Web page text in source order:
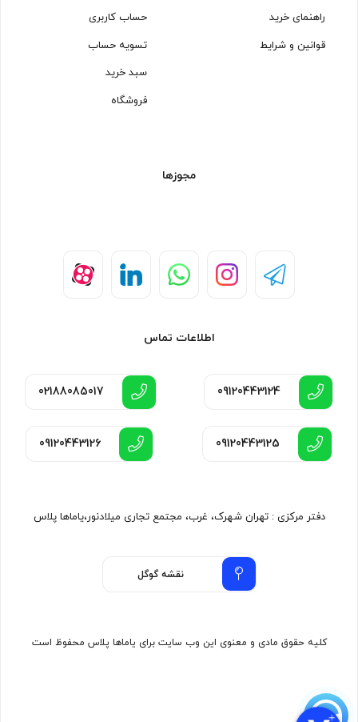
راهنمای خرید
قوانین و شرایط
حساب کاربری
تسویه حساب
سبد خرید
فروشگاه
مجوزها
اطلاعات تماس
09120443124
02188085017
09120443125
09120443126
دفتر مرکزی : تهران شهرک، غرب، مجتمع تجاری میلادنور،یاماها پلاس
نقشه گوگل
کلیه حقوق مادی و معنوی این وب سایت برای یاماها پلاس محفوظ است